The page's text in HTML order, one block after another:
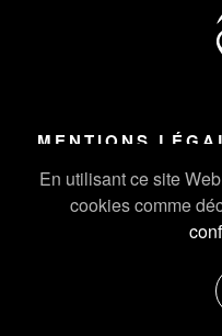
En utilisant ce site
cookies comme
MENTIONS